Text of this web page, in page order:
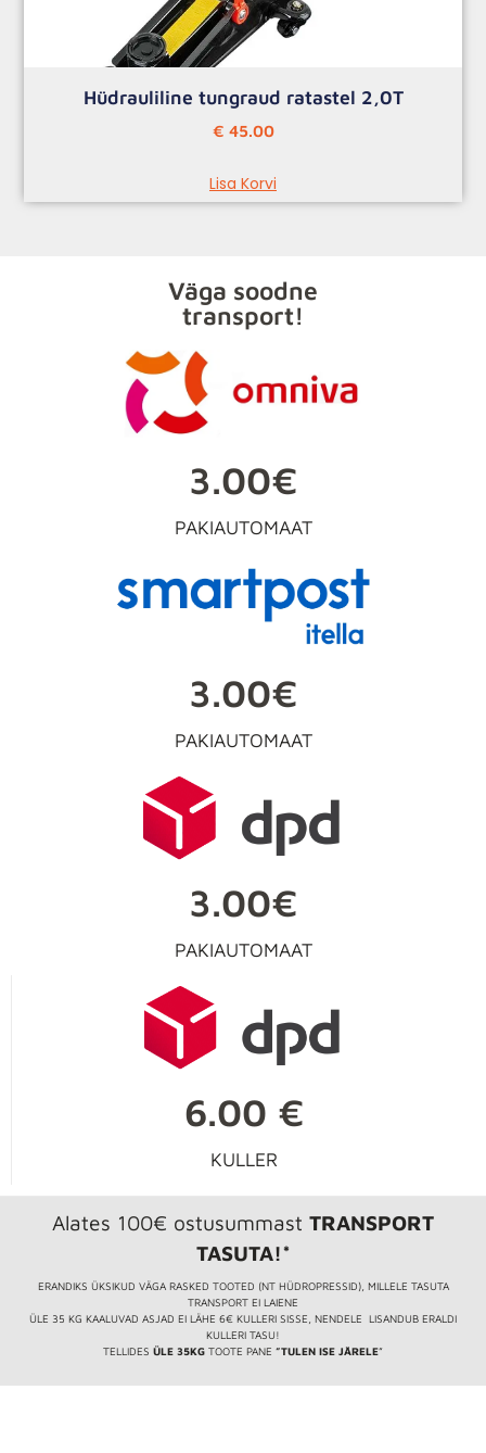
Hüdrauliline tungraud ratastel 2,0T
€ 45.00
Lisa Korvi
Väga soodne
transport!
3.00€
PAKIAUTOMAAT
3.00€
PAKIAUTOMAAT
3.00€
PAKIAUTOMAAT
6.00 €
KULLER
Alates 100€ ostusummast TRANSPORT
TASUTA!*
ERANDIKS ÜKSIKUD VÄGA RASKED TOOTED (NT HÜDROPRESSID), MILLELE TASUTA
TRANSPORT EI LAIENE
ÜLE 35 KG KAALUVAD ASJAD EI LÄHE 6€ KULLERI SISSE, NENDELE LISANDUB ERALDI
KULLERI TASU!
TELLIDES ÜLE 35KG TOOTE PANE ”TULEN ISE JÄRELE”